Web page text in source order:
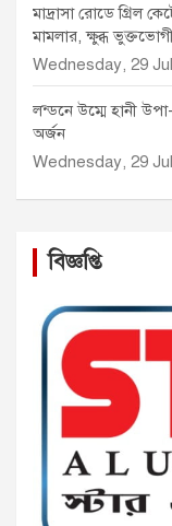
মাদ্রাসা রোডে গ্রিল
মামলার, ক্ষুব্ধ
Wednesday, 29
লন্ডনে উম্মে হানী
অর্জন
Wednesday, 29
বিজ্ঞপ্তি